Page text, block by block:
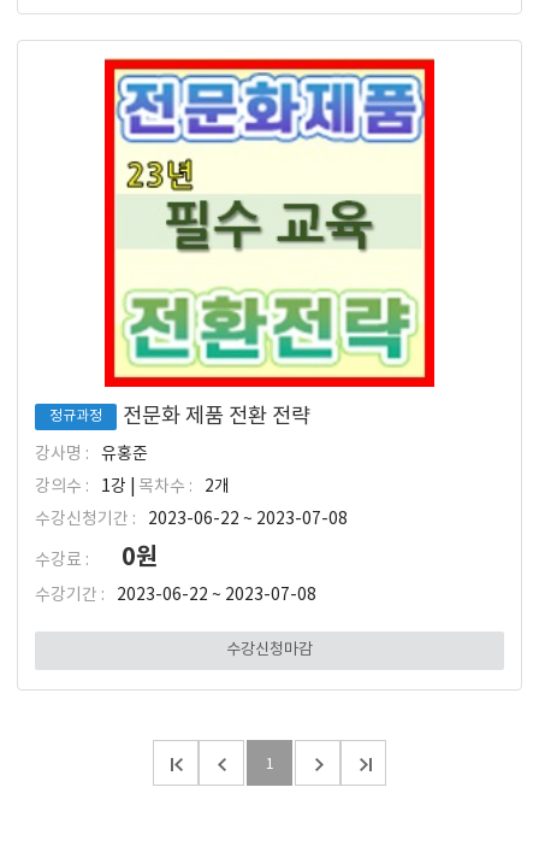
정규과정 전문화 제품 전환 전략
강사명 :
유홍준
강의수 :
1강 | 목차수 :
2개
수강신청기간 :
2023-06-22 ~ 2023-07-08
수강료 : 0원
수강기간 : 2023-06-22 ~ 2023-07-08
수강신청마감
1